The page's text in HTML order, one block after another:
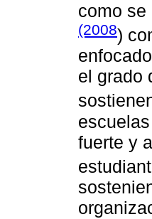
como se
(2008)
el grado
fuerte y